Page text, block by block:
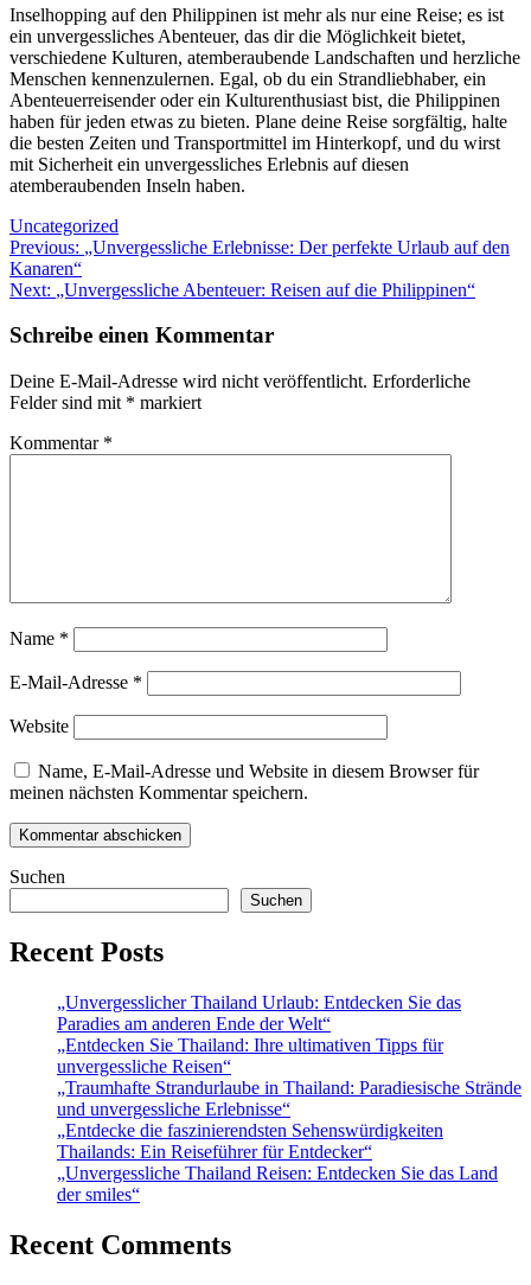
Inselhopping auf den Philippinen ist mehr als nur eine Reise; es ist
ein unvergessliches Abenteuer, das dir die Möglichkeit bietet,
verschiedene Kulturen, atemberaubende Landschaften und herzliche
Menschen kennenzulernen. Egal, ob du ein Strandliebhaber, ein
Abenteuerreisender oder ein Kulturenthusiast bist, die Philippinen
haben für jeden etwas zu bieten. Plane deine Reise sorgfältig, halte
die besten Zeiten und Transportmittel im Hinterkopf, und du wirst
mit Sicherheit ein unvergessliches Erlebnis auf diesen
atemberaubenden Inseln haben.
Uncategorized
Beitragsnavigation
Previous: „Unvergessliche Erlebnisse: Der perfekte Urlaub auf den
Kanaren“
Next: „Unvergessliche Abenteuer: Reisen auf die Philippinen“
Schreibe einen Kommentar
Deine E-Mail-Adresse wird nicht veröffentlicht. Erforderliche
Felder sind mit * markiert
Kommentar *
Name *
E-Mail-Adresse *
Website
Name, E-Mail-Adresse und Website in diesem Browser für
meinen nächsten Kommentar speichern.
Suchen
Suchen
Recent Posts
„Unvergesslicher Thailand Urlaub: Entdecken Sie das
Paradies am anderen Ende der Welt“
„Entdecken Sie Thailand: Ihre ultimativen Tipps für
unvergessliche Reisen“
„Traumhafte Strandurlaube in Thailand: Paradiesische Strände
und unvergessliche Erlebnisse“
„Entdecke die faszinierendsten Sehenswürdigkeiten
Thailands: Ein Reiseführer für Entdecker“
„Unvergessliche Thailand Reisen: Entdecken Sie das Land
der smiles“
Recent Comments